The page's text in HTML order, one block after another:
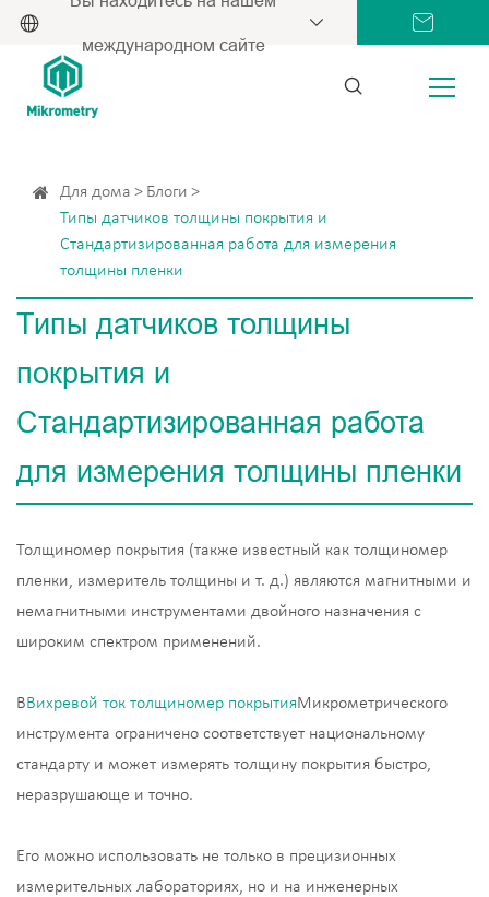
международном сайте
Для дома
Блоги
Типы датчиков толщины покрытия и
Стандартизированная работа для измерения
толщины пленки
Типы датчиков толщины
покрытия и
Стандартизированная работа
для измерения толщины пленки
Толщиномер покрытия (также известный как толщиномер
пленки, измеритель толщины и т. д.) являются магнитными и
немагнитными инструментами двойного назначения с
широким спектром применений.
ВВихревой ток толщиномер покрытияМикрометрического
инструмента ограничено соответствует национальному
стандарту и может измерять толщину покрытия быстро,
неразрушающе и точно.
Его можно использовать не только в прецизионных
измерительных лабораториях, но и на инженерных